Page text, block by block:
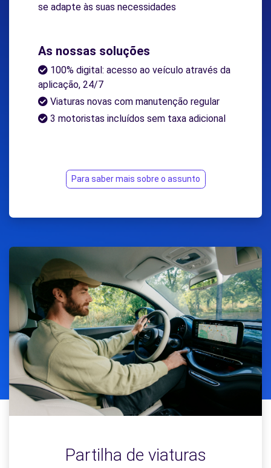
se adapte às suas necessidades
As nossas soluções
100% digital: acesso ao veículo através da
aplicação, 24/7
Viaturas novas com manutenção regular
3 motoristas incluídos sem taxa adicional
Para saber mais sobre o assunto
Partilha de viaturas